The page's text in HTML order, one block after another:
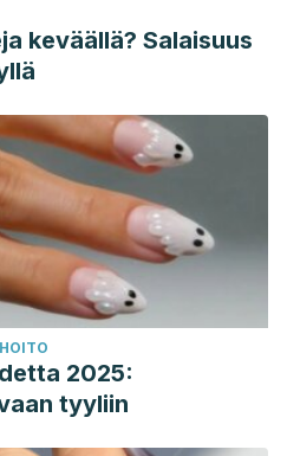
keväällä? Salaisuus
2025:
tyyliin